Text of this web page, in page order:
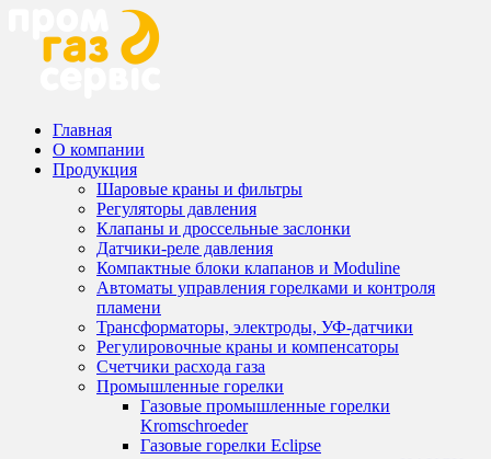
Главная
О компании
Продукция
Шаровые краны и фильтры
Регуляторы давления
Клапаны и дроссельные заслонки
Датчики-реле давления
Компактные блоки клапанов и Moduline
Автоматы управления горелками и контроля
пламени
Трансформаторы, электроды, УФ-датчики
Регулировочные краны и компенсаторы
Счетчики расхода газа
Промышленные горелки
Газовые промышленные горелки
Kromschroeder
Газовые горелки Eclipse